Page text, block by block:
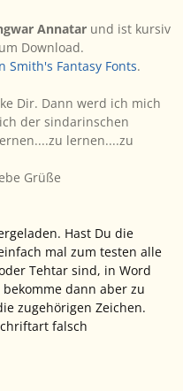
Annatar und ist kursiv
Download.
Smith's Fantasy Fonts.
Dir. Dann werd ich mich
der sindarinschen
lernen....zu
Grüße
Hast Du die
mal zum testen alle
Tehtar sind, in Word
dann aber zu
zugehörigen Zeichen.
falsch